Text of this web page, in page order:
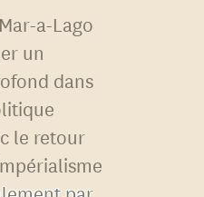
a-Lago
un
dans
le retour